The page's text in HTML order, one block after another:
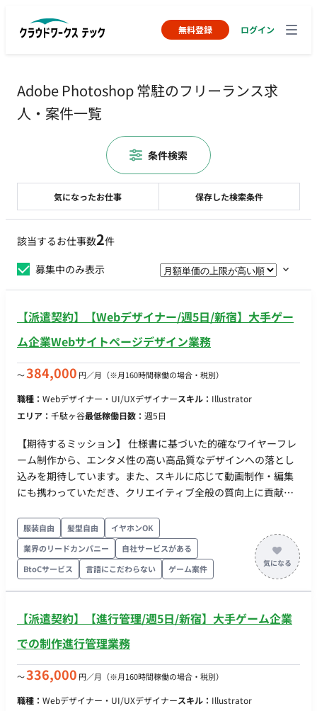
無料登録 ログイン
Adobe Photoshop 常駐のフリーランス求
人・案件一覧
該当するお仕事数2件
募集中のみ表示
【派遣契約】【Webデザイナー/週5日/新宿】大手ゲー
ム企業Webサイトページデザイン業務
〜384,000 円／月 （※月160時間稼働の場合・税別）
職種： Webデザイナー・UI/UXデザイナースキル： Illustrator
エリア： 千駄ヶ谷最低稼働日数： 週5日
【期待するミッション】 仕様書に基づいた的確なワイヤーフレ
ーム制作から、エンタメ性の高い高品質なデザインへの落とし
込みを期待しています。また、スキルに応じて動画制作・編集
にも携わっていただき、クリエイティブ全般の質向上に貢献し
ジデザイン制作 ・キャンペーンページ等のワイヤーフレーム制
作 ・各種バナー制作 ・（スキルに応じて）動画制作および編集
業務 ■ 【働き方】 ・契約形態：派遣契約 （週20時間以上のた
め、社会保険加入必須） ・稼働量：平日週5日 10:00-19:00 ・
働き方：常駐（エリア：新宿駅徒歩4分） ・交通費：別途支給
約期間：長期 ・募集人数：1名
服装自由 髪型自由
イヤホンOK
業界のリードカンパニー
自社サービスがある
BtoCサービス
言語にこだわらない ゲーム案件
【派遣契約】【進行管理/週5日/新宿】大手ゲーム企業
での制作進行管理業務
〜336,000 円／月 （※月160時間稼働の場合・税別）
職種： Webデザイナー・UI/UXデザイナースキル： Illustrator
気になったお仕事 保存した検索条件
条件検索